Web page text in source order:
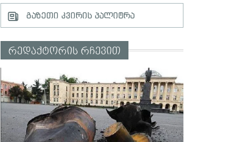
გაზეთი კვირის პალიტრა
რედაქტორის რჩევით